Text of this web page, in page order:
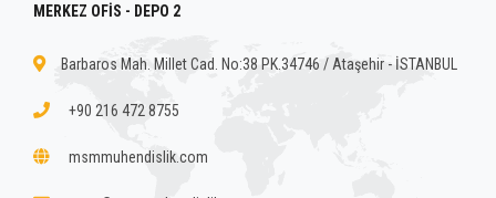
MERKEZ OFİS - DEPO 2
Barbaros Mah. Millet Cad. No:38 PK.34746 / Ataşehir - İSTANBUL
+90 216 472 8755
msmmuhendislik.com